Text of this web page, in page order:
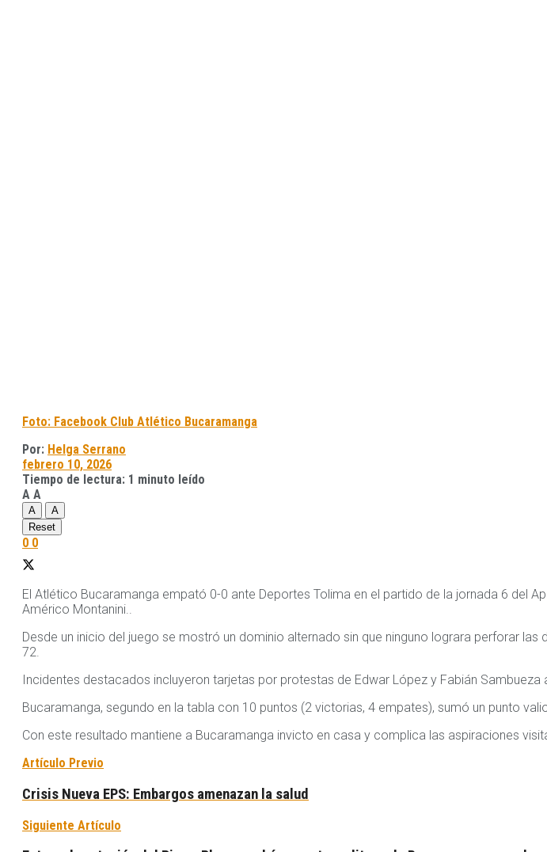
Foto: Facebook Club Atlético Bucaramanga
Por: Helga Serrano
febrero 10, 2026
Tiempo de lectura: 1 minuto leído
A A
A
A
Reset
0 0
El Atlético Bucaramanga empató 0-0 ante Deportes Tolima en el partido de la jornada 6 del
Américo Montanini..
Desde un inicio del juego se mostró un dominio alternado sin que ninguno lograra perforar
72.
Incidentes destacados incluyeron tarjetas por protestas de Edwar López y Fabián
Bucaramanga, segundo en la tabla con 10 puntos (2 victorias, 4 empates), sumó un punto
Con este resultado mantiene a Bucaramanga invicto en casa y complica las aspiraciones
Artículo Previo
Crisis Nueva EPS: Embargos amenazan la salud
Siguiente Artículo